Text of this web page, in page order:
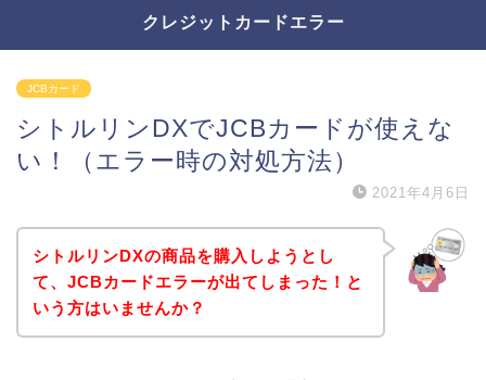
クレジットカードエラー
JCBカード
シトルリンDXでJCBカードが使えな
い！（エラー時の対処方法）
2021年4月6日
シトルリンDXの商品を購入しようとし
て、JCBカードエラーが出てしまった！と
いう方はいませんか？